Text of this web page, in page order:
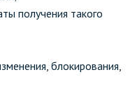
получения такого
блокирования,